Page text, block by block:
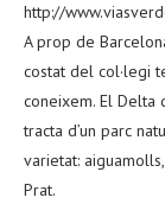
http://
A prop de
costat del col·legi
coneixem. El Delta
tracta d’un parc
varietat:
Prat.